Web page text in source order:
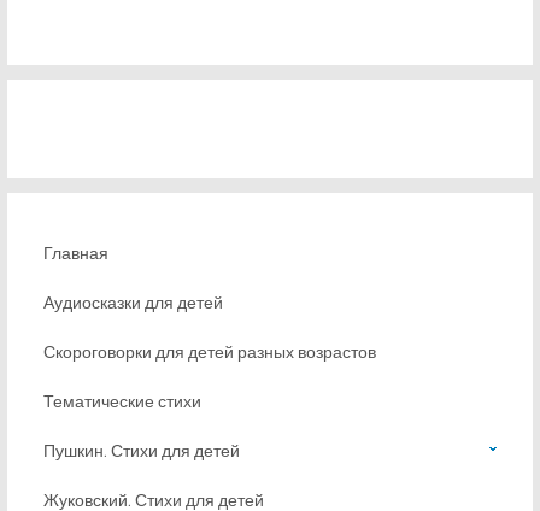
Главная
Аудиосказки для детей
Скороговорки для детей разных возрастов
Тематические стихи
Пушкин. Стихи для детей
Жуковский. Стихи для детей